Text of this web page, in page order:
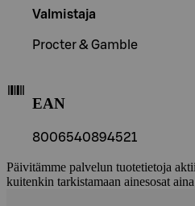
Valmistaja
Procter & Gamble
EAN
8006540894521
Päivitämme palvelun tuotetietoja
kuitenkin tarkistamaan ainesosat